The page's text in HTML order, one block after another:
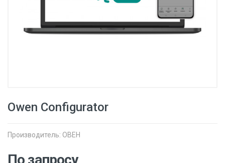
Owen Configurator
Производитель: ОВЕН